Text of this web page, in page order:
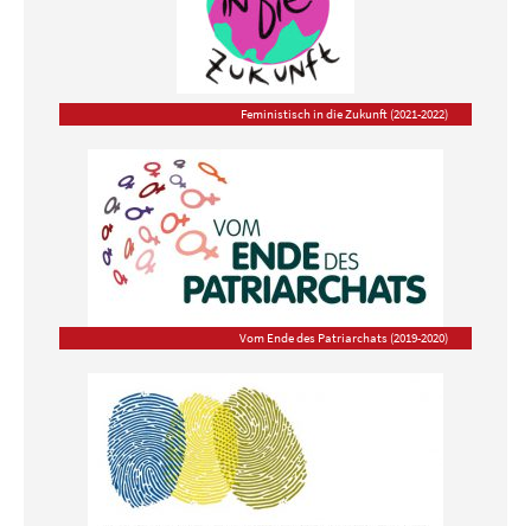
Feministisch in die Zukunft (2021-2022)
Vom Ende des Patriarchats (2019-2020)